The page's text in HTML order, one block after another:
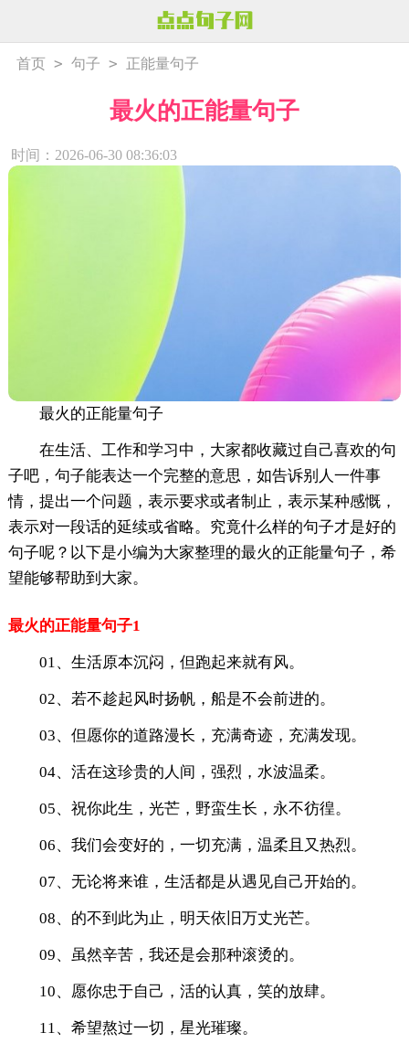
首页 > 句子 > 正能量句子
最火的正能量句子
时间：2026-06-30 08:36:03
最火的正能量句子
在生活、工作和学习中，大家都收藏过自己喜欢的句
子吧，句子能表达一个完整的意思，如告诉别人一件事
情，提出一个问题，表示要求或者制止，表示某种感慨，
表示对一段话的延续或省略。究竟什么样的句子才是好的
句子呢？以下是小编为大家整理的最火的正能量句子，希
望能够帮助到大家。
最火的正能量句子1
01、生活原本沉闷，但跑起来就有风。
02、若不趁起风时扬帆，船是不会前进的。
03、但愿你的道路漫长，充满奇迹，充满发现。
04、活在这珍贵的人间，强烈，水波温柔。
05、祝你此生，光芒，野蛮生长，永不彷徨。
06、我们会变好的，一切充满，温柔且又热烈。
07、无论将来谁，生活都是从遇见自己开始的。
08、的不到此为止，明天依旧万丈光芒。
09、虽然辛苦，我还是会那种滚烫的。
10、愿你忠于自己，活的认真，笑的放肆。
11、希望熬过一切，星光璀璨。